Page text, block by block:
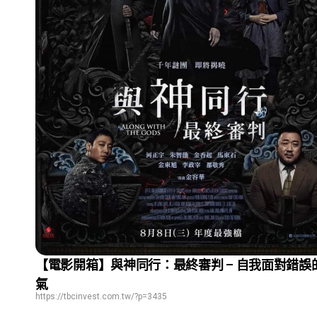
【電影開箱】與神同行：最終審判 – 自我面對錯誤
氣
https://tbcinvest.com.tw/?p=3435